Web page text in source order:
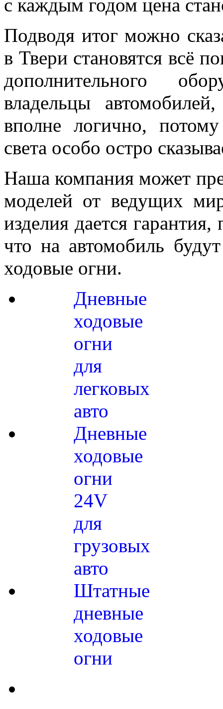
с каждым годом цена
Подводя итог можно
в Твери становятся всё
дополнительного
владельцы
вполне логично,
света особо остро
Наша компания может
моделей от ведущих
изделия дается
что на автомобиль
ходовые огни.
Дневные
ходовые
огни
для
легковых
авто
Дневные
ходовые
огни
24V
для
грузовых
авто
Штатные
дневные
ходовые
огни